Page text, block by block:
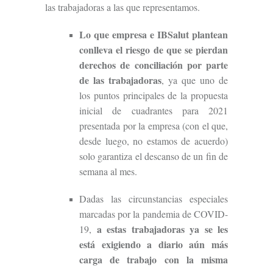
las trabajadoras a las que representamos.
Lo que empresa e IBSalut plantean
conlleva el riesgo de que se pierdan
derechos de conciliación por parte
de las trabajadoras, ya que uno de
los puntos principales de la propuesta
inicial de cuadrantes para 2021
presentada por la empresa (con el que,
desde luego, no estamos de acuerdo)
solo garantiza el descanso de un fin de
semana al mes.
Dadas las circunstancias especiales
marcadas por la pandemia de COVID-
19, a estas trabajadoras ya se les
está exigiendo a diario aún más
carga de trabajo con la misma